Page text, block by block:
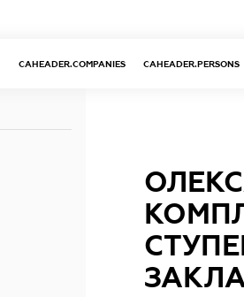
CAHEADER.COMPANIES CAHEADER.PERSONS